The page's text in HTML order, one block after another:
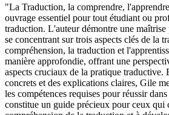
"La Traduction, la comprendre,
ouvrage essentiel pour tout étudiant ou
traduction. L'auteur démontre une
se concentrant sur trois aspects clés de la
compréhension, la traduction et
manière approfondie, offrant une
aspects cruciaux de la pratique traductive.
concrets et des explications claires, Gile
les compétences requises pour réussir
constitue un guide précieux pour ceux qui